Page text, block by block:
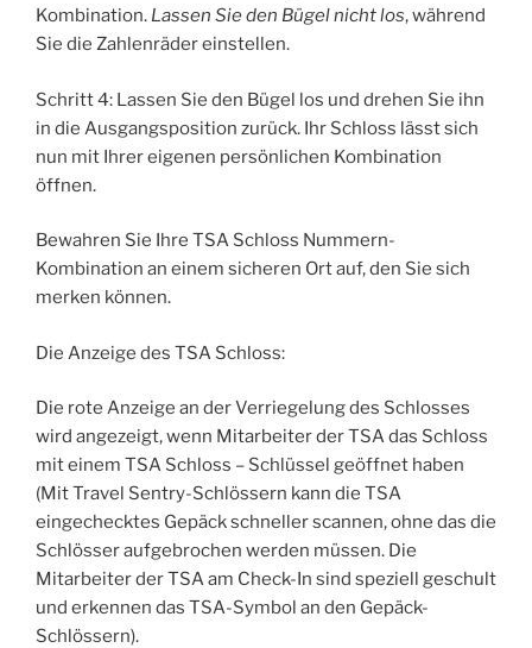
Kombination. Lassen Sie den Bügel nicht los, während
Sie die Zahlenräder einstellen.
Schritt 4: Lassen Sie den Bügel los und drehen Sie ihn
in die Ausgangsposition zurück. Ihr Schloss lässt sich
nun mit Ihrer eigenen persönlichen Kombination
öffnen.
Bewahren Sie Ihre TSA Schloss Nummern-
Kombination an einem sicheren Ort auf, den Sie sich
merken können.
Die Anzeige des TSA Schloss:
Die rote Anzeige an der Verriegelung des Schlosses
wird angezeigt, wenn Mitarbeiter der TSA das Schloss
mit einem TSA Schloss – Schlüssel geöffnet haben
(Mit Travel Sentry-Schlössern kann die TSA
eingechecktes Gepäck schneller scannen, ohne das die
Schlösser aufgebrochen werden müssen. Die
Mitarbeiter der TSA am Check-In sind speziell geschult
und erkennen das TSA-Symbol an den Gepäck-
Schlössern).